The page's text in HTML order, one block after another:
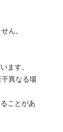
ん。
ます。
異なる場
ことがあ